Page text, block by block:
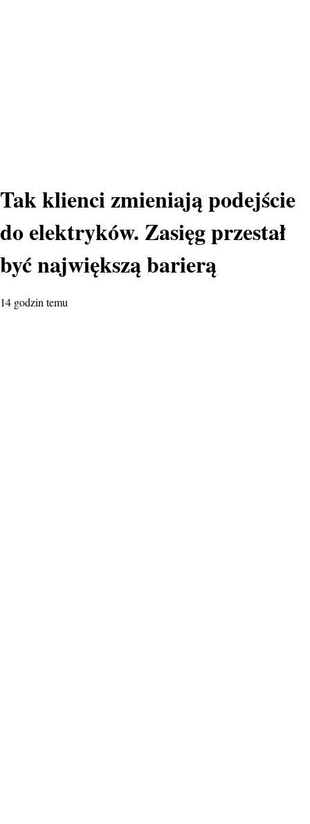
Tak klienci zmieniają podejście
do elektryków. Zasięg przestał
być największą barierą
14 godzin temu